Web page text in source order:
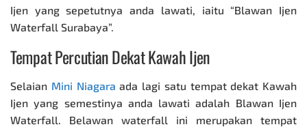
Ijen yang sepetutnya anda lawati, iaitu “Blawan Ijen
Waterfall Surabaya”.
Tempat Percutian Dekat Kawah Ijen
Selaian Mini Niagara ada lagi satu tempat dekat Kawah
Ijen yang semestinya anda lawati adalah Blawan Ijen
Waterfall. Belawan waterfall ini merupakan tempat